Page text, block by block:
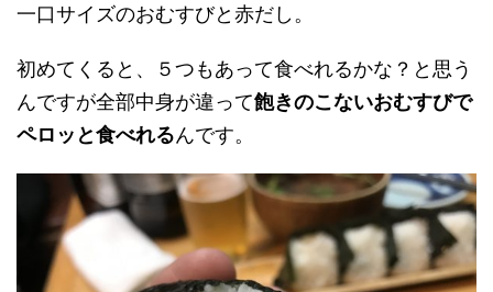
一口サイズのおむすびと赤だし。
初めてくると、５つもあって食べれるかな？と思う
んですが全部中身が違って飽きのこないおむすびで
ペロッと食べれるんです。